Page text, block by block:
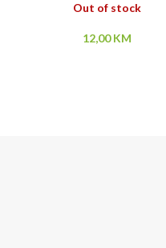
Out of stock
12,00KM